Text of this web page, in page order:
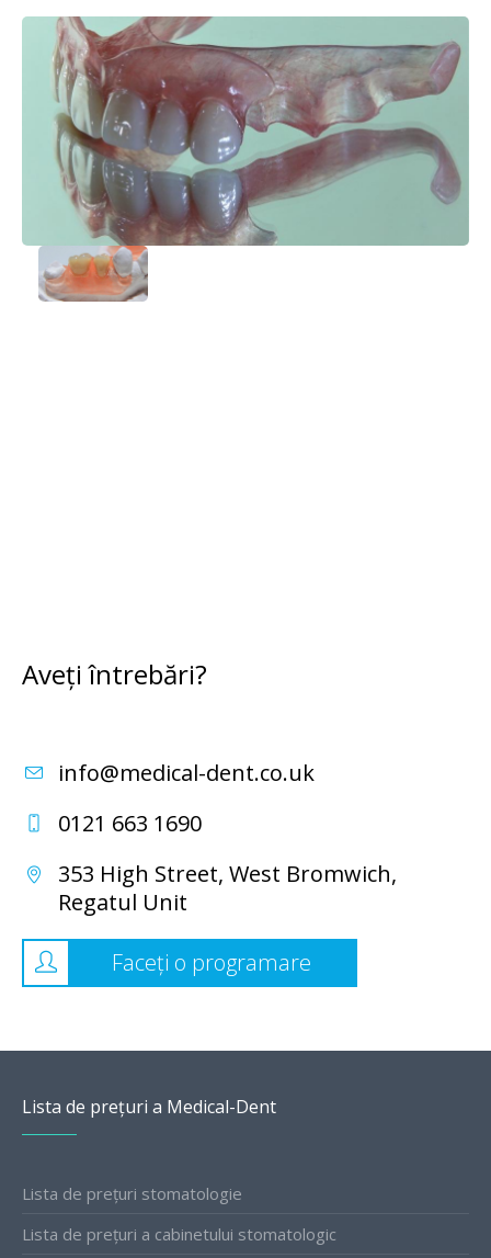
Aveți întrebări?
info@medical-dent.co.uk
0121 663 1690
353 High Street,West Bromwich,
Regatul Unit
Faceți o programare
Lista de prețuri a Medical-Dent
Lista de prețuri stomatologie
Lista de prețuri a cabinetului stomatologic